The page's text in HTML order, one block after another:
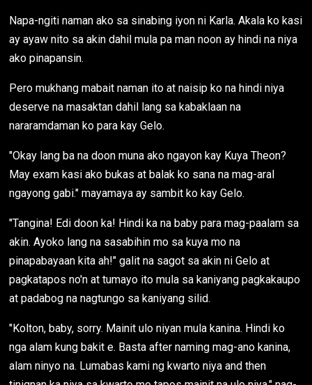
Napa-ngiti naman ako sa sinabing iyon ni Karla. Akala ko kasi
ay ayaw nito sa akin dahil mula pa man noon ay hindi na niya
ako pinapansin.
Pero mukhang mabait naman ito at naisip ko na hindi niya
deserve na masaktan dahil lang sa kabaklaan na
nararamdaman ko para kay Gelo.
"Okay lang ba na doon muna ako ngayon kay Kuya Theon?
May exam kasi ako bukas at balak ko sana na mag-aral
ngayong gabi." mayamaya ay sambit ko kay Gelo.
"Tangina! Edi doon ka! Hindi ka na baby para mag-paalam sa
akin. Ayoko lang na sasabihin mo sa kuya mo na
pinapabayaan kita ah!" galit na sagot sa akin ni Gelo at
pagkatapos no'n at tumayo ito mula sa kaniyang pagkakaupo
at padabog na nagtungo sa kaniyang silid.
"Kolton, baby, sorry. Mainit ulo niyan mula kanina. Hindi ko
nga alam kung bakit e. Basta after naming mag-ano kanina,
alam ninyo na. Lumabas kami ng kwarto niya and then